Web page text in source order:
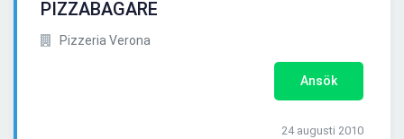
PIZZABAGARE
Pizzeria Verona
Ansök
24 augusti 2010